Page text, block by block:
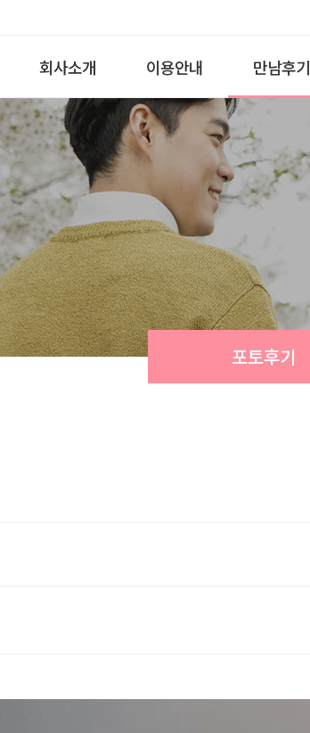
회사소개 이용안내 만남후기
포토후기